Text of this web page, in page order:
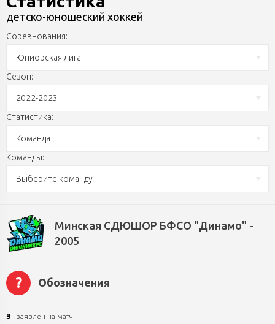
детско-юношеский хоккей
Соревнования:
Юниорская лига
Сезон:
2022-2023
Статистика:
Команда
Команды:
Выберите команду
Минская СДЮШОР БФСО "Динамо" -
2005
? Обозначения
З - заявлен на матч